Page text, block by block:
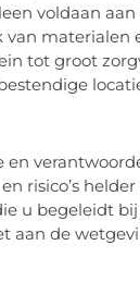
voldaan
materialen
tot groot
risico’s
u begeleidt
aan de